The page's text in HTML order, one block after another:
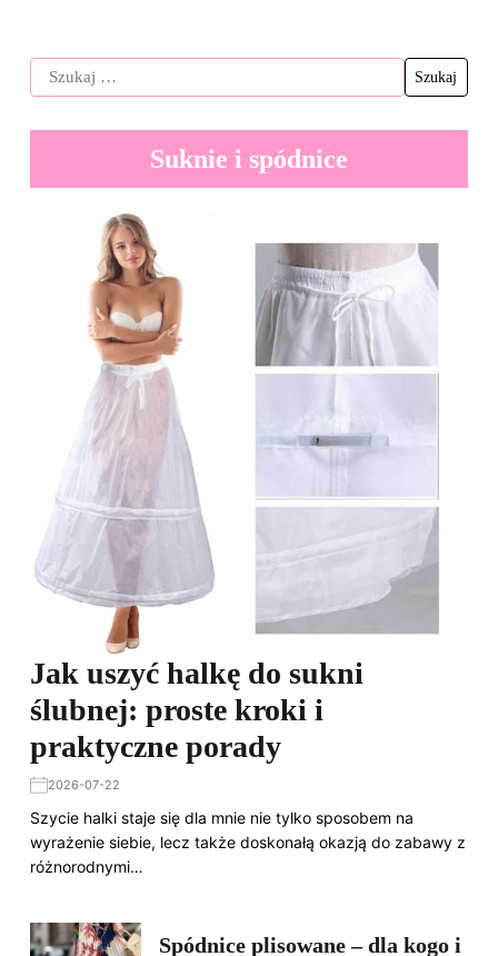
Suknie i spódnice
Jak uszyć halkę do sukni
ślubnej: proste kroki i
praktyczne porady
2026-07-22
Szycie halki staje się dla mnie nie tylko sposobem na
wyrażenie siebie, lecz także doskonałą okazją do zabawy z
różnorodnymi…
Spódnice plisowane – dla kogo i